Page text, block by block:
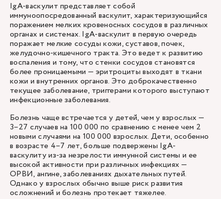
IgA-васкулит представляет собой
иммуноопосредованный васкулит, характеризующийся
поражением мелких кровеносных сосудов в различных
органах и системах. IgA-васкулит в первую очередь
поражает мелкие сосуды кожи, суставов, почек,
желудочно-кишечного тракта. Это ведет к развитию
воспаления и тому, что стенки сосудов становятся
более проницаемыми — эритроциты выходят в ткани
кожи и внутренних органов. Это доброкачественно
текущее заболевание, триггерами которого выступают
инфекционные заболевания.
Болезнь чаще встречается у детей, чем у взрослых —
3–27 случаев на 100 000 по сравнению с менее чем 2
новыми случаями на 100 000 взрослых. Дети, особенно
в возрасте 4–7 лет, больше подвержены IgA-
васкулиту из-за незрелости иммунной системы и ее
высокой активности при различных инфекциях —
ОРВИ, ангине, заболеваниях дыхательных путей.
Однако у взрослых обычно выше риск развития
осложнений и болезнь протекает тяжелее.